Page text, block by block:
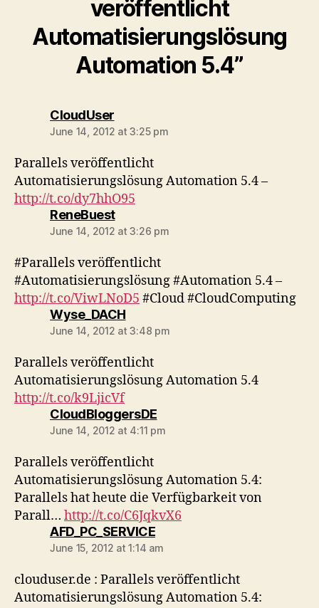
veröffentlicht
Automatisierungslösung
Automation 5.4”
CloudUsersays:
June 14, 2012 at 3:25 pm
Parallels veröffentlicht
Automatisierungslösung Automation 5.4 –
http://t.co/dy7hhO95
ReneBuestsays:
June 14, 2012 at 3:26 pm
#Parallels veröffentlicht
#Automatisierungslösung #Automation 5.4 –
http://t.co/ViwLNoD5 #Cloud #CloudComputing
Wyse_DACHsays:
June 14, 2012 at 3:48 pm
Parallels veröffentlicht
Automatisierungslösung Automation 5.4
http://t.co/k9LjicVf
CloudBloggersDEsays:
June 14, 2012 at 4:11 pm
Parallels veröffentlicht
Automatisierungslösung Automation 5.4:
Parallels hat heute die Verfügbarkeit von
Parall… http://t.co/C6JqkvX6
AFD_PC_SERVICEsays:
June 15, 2012 at 1:14 am
clouduser.de : Parallels veröffentlicht
Automatisierungslösung Automation 5.4: